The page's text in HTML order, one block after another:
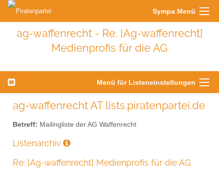
Sympa Menü
ag-waffenrecht - Re: [Ag-waffenrecht]
Medienprofis für die AG
Menü für Listeneinstellungen
ag-waffenrecht AT lists.piratenpartei.de
Betreff: Mailingliste der AG Waffenrecht
Listenarchiv
Re: [Ag-waffenrecht] Medienprofis für die AG